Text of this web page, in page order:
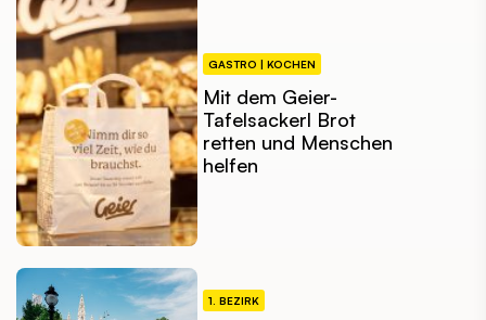
GASTRO | KOCHEN
Mit dem Geier-
Tafelsackerl Brot
retten und Menschen
helfen
1. BEZIRK